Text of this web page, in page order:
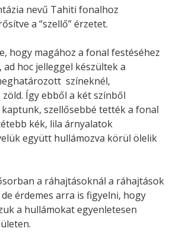
nevű Tahiti fonalhoz
a “szellő” érzetet.
hogy magához a fonal festéséhez
hoc jelleggel készültek a
színeknél,
Így ebből a két színből
szellősebbé tették a fonal
kék, lila árnyalatok
együtt hullámozva körül ölelik
a ráhajtásoknál a ráhajtások
érdemes arra is figyelni, hogy
a hullámokat egyenletesen